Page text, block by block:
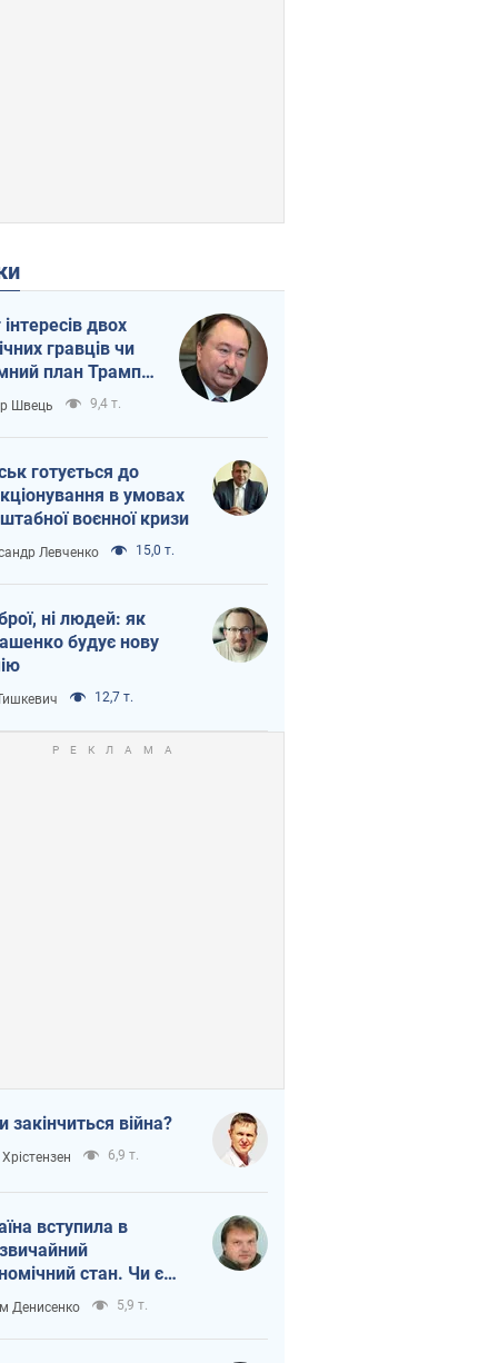
інтересів двох
гравців чи
план Трампа
Швець 9,4 т.
готується до
в умовах
воєнної кризи
Левченко 15,0 т.
ні людей: як
будує нову
12,7 т.
закінчиться війна?
6,9 т.
вступила в
стан. Чи є
вкінці тунелю?
Денисенко 5,9 т.